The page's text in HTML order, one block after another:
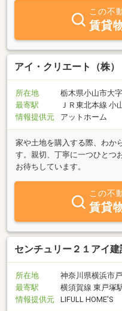
様も、なんでも相談しやすく
自社所有物件と自社管理物件
なかった物件にも出会える可
き続き同時募集しております
て頂きます。管理面もお任せ
し、顧問弁護士による相談も
復業者がございます。不動産
いを大切にしております。お
おります。
この不
賃貸
アイ・クリエート（株）
所在地
栃木県小山市大
最寄駅
ＪＲ東北本線 小
情報提供元
アットホーム
家や土地を購入する際、わか
す。親切、丁寧に一つひとつ
お待ちしています。
この不
賃貸
センチュリー２１アイ建
所在地
神奈川県横浜市
最寄駅
横須賀線 東戸塚
情報提供元
LIFULL HOME'S